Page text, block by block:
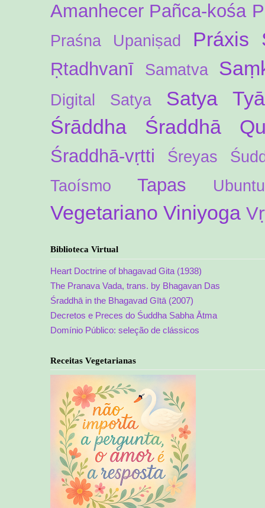
Amanhecer Pañca-kośa
Praśna Upaniṣad Práxis
Ṛtadhvanī Samatva
Digital Satya
Satya
Śrāddha
Śraddhā
Śraddhā-vṛtti Śreyas
Taoísmo
Tapas Ubuntu
Vegetariano Viniyoga
Biblioteca Virtual
Heart Doctrine of bhagavad Gita (1938)
The Pranava Vada, trans. by Bhagavan Das
Śraddhā in the Bhagavad Gītā (2007)
Decretos e Preces do Śuddha Sabha Ātma
Domínio Público: seleção de clássicos
Receitas Vegetarianas